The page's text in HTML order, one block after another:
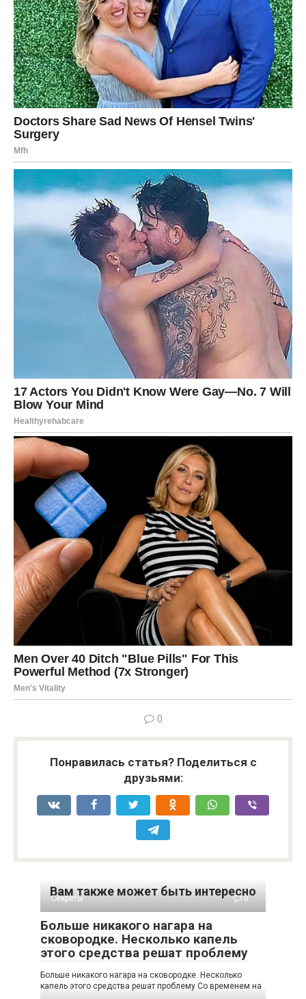
0
Понравилась статья? Поделиться с
друзьями:
Вам также может быть интересно
Секреты 0
Больше никакого нагара на
сковородке. Несколько капель
этого средства решат проблему
Больше никакого нагара на сковородке. Несколько
капель этого средства решат проблему Со временем на